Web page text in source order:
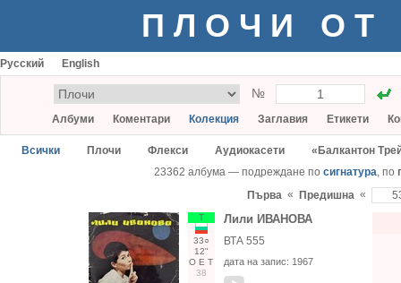
ПЛОЧИ ОТ
Русский English
№
Албуми Коментари Колекция Заглавия Етикети
Всички Плочи Флекси Аудиокасети
«Балкантон
23362 албума — подреждане по сигнатура, по
Първа « Предишна «
Т
33○
12"
О Е Т
38
Лили ИВАНОВА
ВТА 555
дата на запис: 1967